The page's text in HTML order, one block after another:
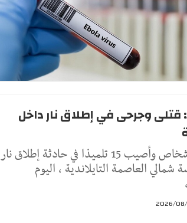
قتلى وجرحى في إطلاق نار داخل
قتل 7 أشخاص وأصيب 15 تلميذا في حادثة إطلاق نار
شمالي العاصمة التايلاندية ، اليوم